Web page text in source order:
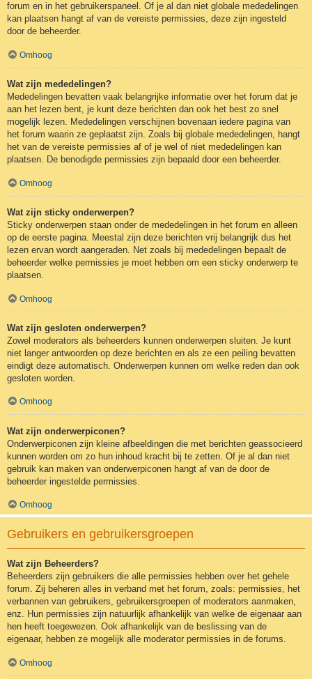
forum en in het gebruikerspaneel. Of je al dan niet globale mededelingen
kan plaatsen hangt af van de vereiste permissies, deze zijn ingesteld
door de beheerder.
Omhoog
Wat zijn mededelingen?
Mededelingen bevatten vaak belangrijke informatie over het forum dat je
aan het lezen bent, je kunt deze berichten dan ook het best zo snel
mogelijk lezen. Mededelingen verschijnen bovenaan iedere pagina van
het forum waarin ze geplaatst zijn. Zoals bij globale mededelingen, hangt
het van de vereiste permissies af of je wel of niet mededelingen kan
plaatsen. De benodigde permissies zijn bepaald door een beheerder.
Omhoog
Wat zijn sticky onderwerpen?
Sticky onderwerpen staan onder de mededelingen in het forum en alleen
op de eerste pagina. Meestal zijn deze berichten vrij belangrijk dus het
lezen ervan wordt aangeraden. Net zoals bij mededelingen bepaalt de
beheerder welke permissies je moet hebben om een sticky onderwerp te
plaatsen.
Omhoog
Wat zijn gesloten onderwerpen?
Zowel moderators als beheerders kunnen onderwerpen sluiten. Je kunt
niet langer antwoorden op deze berichten en als ze een peiling bevatten
eindigt deze automatisch. Onderwerpen kunnen om welke reden dan ook
gesloten worden.
Omhoog
Wat zijn onderwerpiconen?
Onderwerpiconen zijn kleine afbeeldingen die met berichten geassocieerd
kunnen worden om zo hun inhoud kracht bij te zetten. Of je al dan niet
gebruik kan maken van onderwerpiconen hangt af van de door de
beheerder ingestelde permissies.
Omhoog
Gebruikers en gebruikersgroepen
Wat zijn Beheerders?
Beheerders zijn gebruikers die alle permissies hebben over het gehele
forum. Zij beheren alles in verband met het forum, zoals: permissies, het
verbannen van gebruikers, gebruikersgroepen of moderators aanmaken,
enz. Hun permissies zijn natuurlijk afhankelijk van welke de eigenaar aan
hen heeft toegewezen. Ook afhankelijk van de beslissing van de
eigenaar, hebben ze mogelijk alle moderator permissies in de forums.
Omhoog